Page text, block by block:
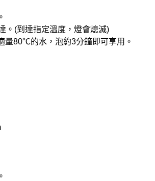
。(到達指定溫度，燈會熄滅)
量80℃的水，泡約3分鐘即可享用。